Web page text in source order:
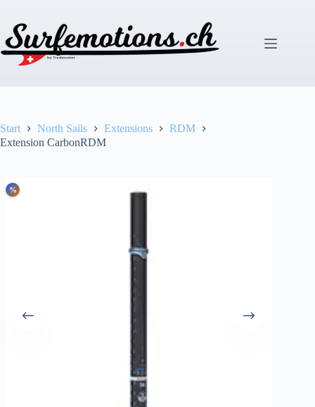
springen
Start North Sails Extensions
RDM
Extension CarbonRDM